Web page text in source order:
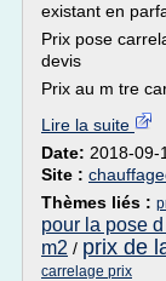
existant en
Prix pose
devis
Prix au m tre
Lire la suite
Date: 2018-09-
Site :
Thèmes liés :
pour la pose
m2 / prix de
carrelage prix